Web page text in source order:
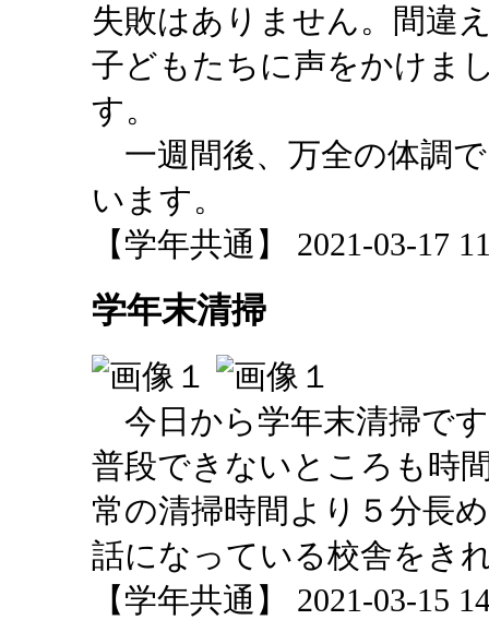
失敗はありません。間違
子どもたちに声をかけま
す。
一週間後、万全の体調
います。
【学年共通】 2021-03-17
学年末清掃
今日から学年末清掃で
普段できないところも時
常の清掃時間より５分長
話になっている校舎をき
【学年共通】 2021-03-15